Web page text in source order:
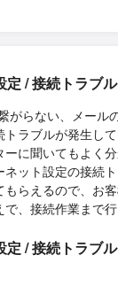
定 / 接続トラブ
がらない、メール
トラブルが発生し
ーに聞いてもよく
ネット設定の接続
らえるので、お
、接続作業まで行
定 / 接続トラブ